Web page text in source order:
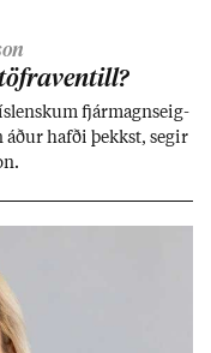
fjár­magns­eig­
hafði þekkst, seg­ir